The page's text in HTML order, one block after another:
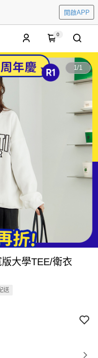
開啟APP
0
1/1
大學TEE/衛衣
送